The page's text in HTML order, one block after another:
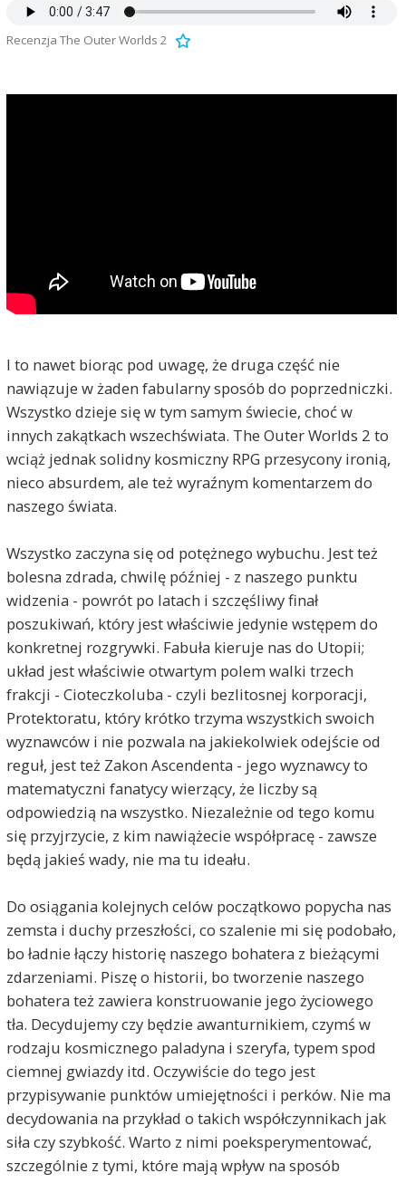
Recenzja The Outer Worlds 2
I to nawet biorąc pod uwagę, że druga część nie
nawiązuje w żaden fabularny sposób do poprzedniczki.
Wszystko dzieje się w tym samym świecie, choć w
innych zakątkach wszechświata. The Outer Worlds 2 to
wciąż jednak solidny kosmiczny RPG przesycony ironią,
nieco absurdem, ale też wyraźnym komentarzem do
naszego świata.
Wszystko zaczyna się od potężnego wybuchu. Jest też
bolesna zdrada, chwilę później - z naszego punktu
widzenia - powrót po latach i szczęśliwy finał
poszukiwań, który jest właściwie jedynie wstępem do
konkretnej rozgrywki. Fabuła kieruje nas do Utopii;
układ jest właściwie otwartym polem walki trzech
frakcji - Cioteczkoluba - czyli bezlitosnej korporacji,
Protektoratu, który krótko trzyma wszystkich swoich
wyznawców i nie pozwala na jakiekolwiek odejście od
reguł, jest też Zakon Ascendenta - jego wyznawcy to
matematyczni fanatycy wierzący, że liczby są
odpowiedzią na wszystko. Niezależnie od tego komu
się przyjrzycie, z kim nawiążecie współpracę - zawsze
będą jakieś wady, nie ma tu ideału.
Do osiągania kolejnych celów początkowo popycha nas
zemsta i duchy przeszłości, co szalenie mi się podobało,
bo ładnie łączy historię naszego bohatera z bieżącymi
zdarzeniami. Piszę o historii, bo tworzenie naszego
bohatera też zawiera konstruowanie jego życiowego
tła. Decydujemy czy będzie awanturnikiem, czymś w
rodzaju kosmicznego paladyna i szeryfa, typem spod
ciemnej gwiazdy itd. Oczywiście do tego jest
przypisywanie punktów umiejętności i perków. Nie ma
decydowania na przykład o takich współczynnikach jak
siła czy szybkość. Warto z nimi poeksperymentować,
szczególnie z tymi, które mają wpływ na sposób